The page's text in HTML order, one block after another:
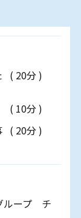
( 20分 )
( 10分 )
( 20分 )
ループ チ